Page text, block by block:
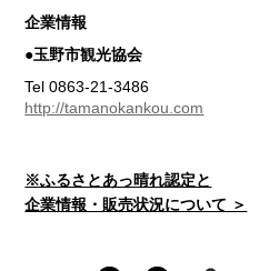
企業情報
●玉野市観光協会
Tel 0863-21-3486
http://tamanokankou.com
※ふるさとあっ晴れ認定と
企業情報・販売状況について ＞